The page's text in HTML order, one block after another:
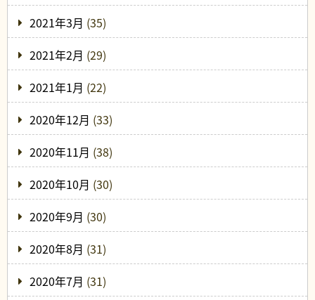
2021年3月 (35)
2021年2月 (29)
2021年1月 (22)
2020年12月 (33)
2020年11月 (38)
2020年10月 (30)
2020年9月 (30)
2020年8月 (31)
2020年7月 (31)